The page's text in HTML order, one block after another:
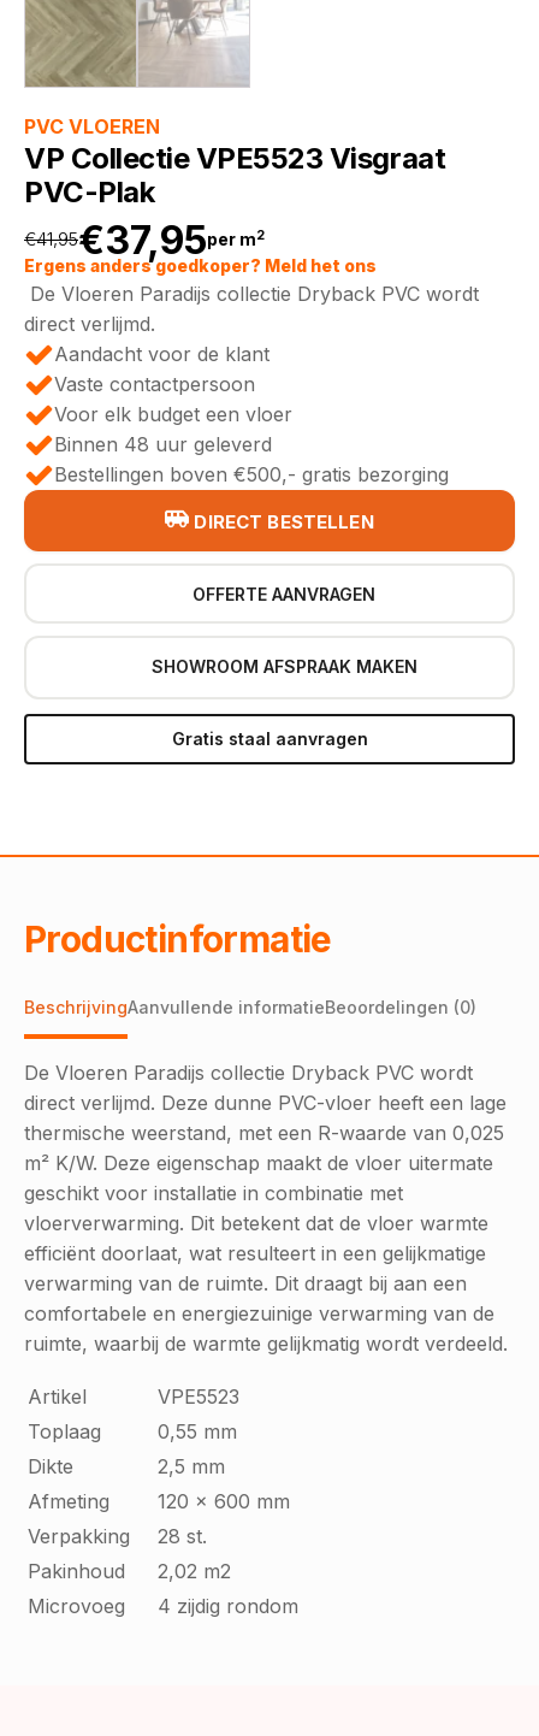
PVC VLOEREN
VP Collectie VPE5523 Visgraat
PVC-Plak
€41,95
Oorspronkelijke
prijs
was:
€41,95.
€37,95
Huidige
prijs
is:
€37,95.
per m2
Ergens anders goedkoper? Meld het ons
De Vloeren Paradijs collectie Dryback PVC wordt
direct verlijmd.
Aandacht voor de klant
Vaste contactpersoon
Voor elk budget een vloer
Binnen 48 uur geleverd
Bestellingen boven €500,- gratis bezorging
DIRECT BESTELLEN
OFFERTE AANVRAGEN
SHOWROOM AFSPRAAK MAKEN
Gratis staal aanvragen
Productinformatie
BeschrijvingAanvullende informatieBeoordelingen (0)
De Vloeren Paradijs collectie Dryback PVC wordt
direct verlijmd. Deze dunne PVC-vloer heeft een lage
thermische weerstand, met een R-waarde van 0,025
m² K/W. Deze eigenschap maakt de vloer uitermate
geschikt voor installatie in combinatie met
vloerverwarming. Dit betekent dat de vloer warmte
efficiënt doorlaat, wat resulteert in een gelijkmatige
verwarming van de ruimte. Dit draagt bij aan een
comfortabele en energiezuinige verwarming van de
ruimte, waarbij de warmte gelijkmatig wordt verdeeld.
Artikel
VPE5523
Toplaag
0,55 mm
Dikte
2,5 mm
Afmeting
120 x 600 mm
Verpakking
28 st.
Pakinhoud
2,02 m2
Microvoeg
4 zijdig rondom